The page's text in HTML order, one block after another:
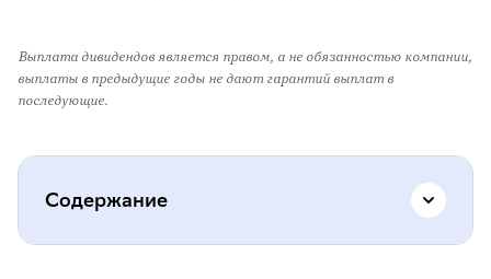
Выплата дивидендов является правом, а не обязанностью компании,
выплаты в предыдущие годы не дают гарантий выплат в
последующие.
Содержание